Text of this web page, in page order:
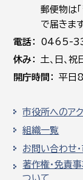
郵便物は
で届きます
電話
0465-33-
休み
土､日､祝
開庁時間
平日
市役所へのア
組織一覧
お問い合わせ
著作権・免責事
ついて